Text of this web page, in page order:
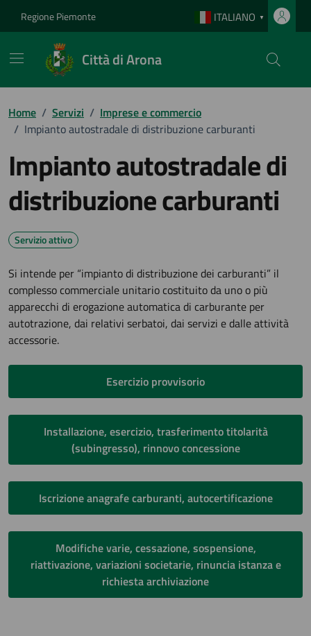
Regione Piemonte ITALIANO ▼
Città di Arona
Home / Servizi / Imprese e commercio
/ Impianto autostradale di distribuzione carburanti
Impianto autostradale di
distribuzione carburanti
Servizio attivo
Si intende per “impianto di distribuzione dei carburanti” il
complesso commerciale unitario costituito da uno o più
apparecchi di erogazione automatica di carburante per
autotrazione, dai relativi serbatoi, dai servizi e dalle attività
accessorie.
Esercizio provvisorio
Installazione, esercizio, trasferimento titolarità
(subingresso), rinnovo concessione
Iscrizione anagrafe carburanti, autocertificazione
Modifiche varie, cessazione, sospensione,
riattivazione, variazioni societarie, rinuncia istanza e
richiesta archiviazione